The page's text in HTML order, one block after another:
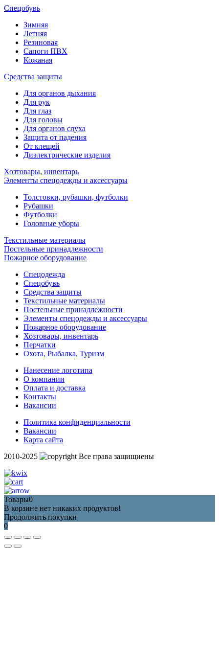
Спецобувь
Зимняя
Летняя
Резиновая
Сапоги ПВХ
Кожаная
Средства защиты
Для органов дыхания
Для рук
Для глаз
Для головы
Для органов слуха
Защита от падения
От клещей
Диэлектрические изделия
Хозтовары, инвентарь
Элементы спецодежды и аксессуары
Толстовки, рубашки, футболки
Рубашки
Футболки
Головные уборы
Текстильные материалы
Постельные принадлежности
Пожарное оборудование
Спецодежда
Спецобувь
Средства защиты
Текстильные материалы
Постельные принадлежности
Элементы спецодежды и аксессуары
Пожарное оборудование
Хозтовары, инвентарь
Перчатки
Охота, Рыбалка, Туризм
Нанесение логотипа
О компании
Оплата и доставка
Контакты
Вакансии
Политика конфиденциальности
Вакансии
Карта сайта
2010-2025
Все права защищиены
Товары0
В корзине нет никаких продуктов!
Продолжить покупки
0